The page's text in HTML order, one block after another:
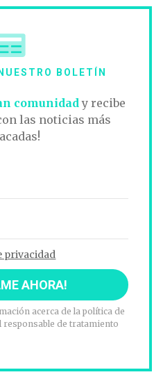
BOLETÍN
comunidady recibe
las noticias más
privacidad
acerca de la política de
de tratamiento